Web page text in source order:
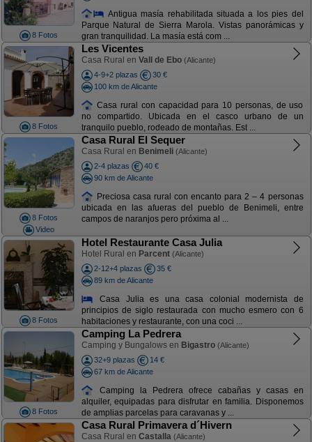
8 Fotos
Antigua masía rehabilitada situada a los pies del
Parque Natural de Sierra Marola. Vistas panorámicas y
gran tranquilidad. La masía está com ...
8 Fotos
Les Vicentes
Casa Rural en Vall de Ebo (Alicante)
4-9+2 plazas
30 €
100 km de Alicante
Casa rural con capacidad para 10 personas, de uso
no compartido. Ubicada en el casco urbano de un
tranquilo pueblo, rodeado de montañas. Est ...
8 Fotos
Video
Casa Rural El Sequer
Casa Rural en Benimeli (Alicante)
2-4 plazas
40 €
90 km de Alicante
Preciosa casa rural con encanto para 2 – 4 personas
ubicada en las afueras del pueblo de Benimeli, entre
campos de naranjos pero próxima al ...
8 Fotos
Hotel Restaurante Casa Julia
Hotel Rural en Parcent (Alicante)
2-12+4 plazas
35 €
89 km de Alicante
Casa Julia es una casa colonial modernista de
principios de siglo restaurada con mucho esmero con 6
habitaciones y restaurante, con una coci ...
8 Fotos
Camping La Pedrera
Camping y Bungalows en Bigastro (Alicante)
32+9 plazas
14 €
67 km de Alicante
Camping la Pedrera ofrece cabañas y casas en
alquiler, equipadas para disfrutar en familia. Disponemos
de amplias parcelas para caravanas y ...
Casa Rural Primavera d´Hivern
Casa Rural en Castalla (Alicante)